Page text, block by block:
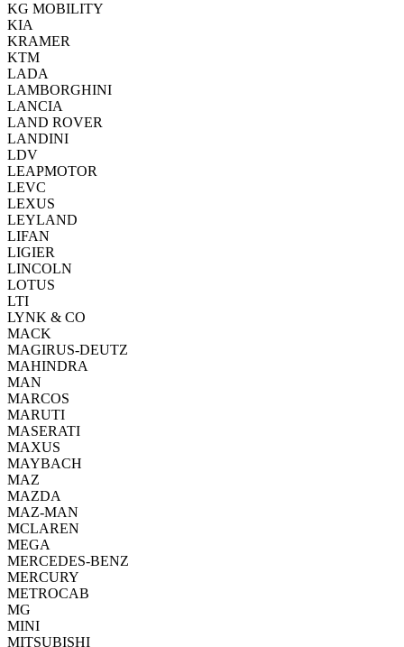
KG MOBILITY
KIA
KRAMER
KTM
LADA
LAMBORGHINI
LANCIA
LAND ROVER
LANDINI
LDV
LEAPMOTOR
LEVC
LEXUS
LEYLAND
LIFAN
LIGIER
LINCOLN
LOTUS
LTI
LYNK & CO
MACK
MAGIRUS-DEUTZ
MAHINDRA
MAN
MARCOS
MARUTI
MASERATI
MAXUS
MAYBACH
MAZ
MAZDA
MAZ-MAN
MCLAREN
MEGA
MERCEDES-BENZ
MERCURY
METROCAB
MG
MINI
MITSUBISHI